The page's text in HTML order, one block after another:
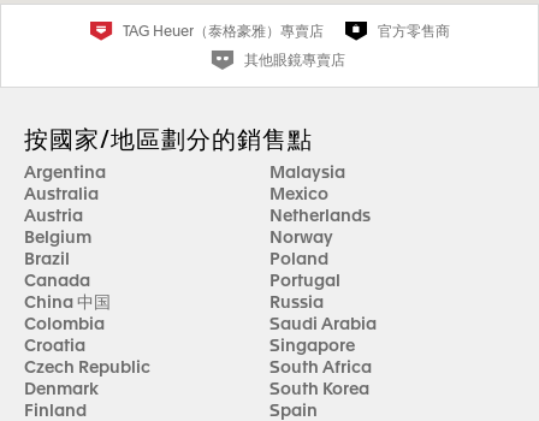
TAG Heuer（泰格豪雅）專賣店
官方零售商
其他眼鏡專賣店
按國家/地區劃分的銷售點
Argentina
Australia
Austria
Belgium
Brazil
Canada
China 中国
Colombia
Croatia
Czech Republic
Denmark
Finland
Malaysia
Mexico
Netherlands
Norway
Poland
Portugal
Russia
Saudi Arabia
Singapore
South Africa
South Korea
Spain